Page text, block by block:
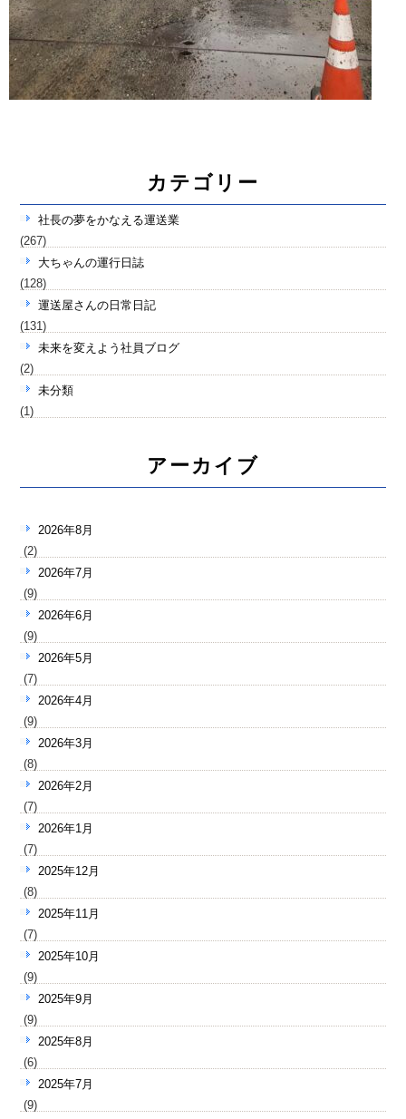
カテゴリー
社長の夢をかなえる運送業
(267)
大ちゃんの運行日誌
(128)
運送屋さんの日常日記
(131)
未来を変えよう社員ブログ
(2)
未分類
(1)
アーカイブ
2026年8月
(2)
2026年7月
(9)
2026年6月
(9)
2026年5月
(7)
2026年4月
(9)
2026年3月
(8)
2026年2月
(7)
2026年1月
(7)
2025年12月
(8)
2025年11月
(7)
2025年10月
(9)
2025年9月
(9)
2025年8月
(6)
2025年7月
(9)